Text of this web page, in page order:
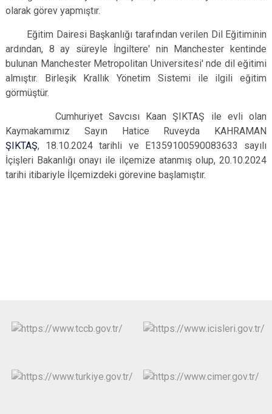
olarak görev yapmıştır.
Eğitim Dairesi Başkanlığı tarafından verilen Dil Eğitiminin
ardından, 8 ay süreyle İngiltere' nin Manchester kentinde
bulunan Manchester Metropolitan Universitesi' nde dil eğitimi
almıştır. Birleşik Krallık Yönetim Sistemi ile ilgili eğitim
görmüştür.
Cumhuriyet Savcısı Kaan ŞIKTAŞ ile evli olan
Kaymakamımız Sayın Hatice Ruveyda KAHRAMAN
ŞIKTAŞ, 18.10.2024 tarihli ve E­13591005­900­83633 sayılı
İçişleri Bakanlığı onayı ile ilçemize atanmış olup, 20.10.2024
tarihi itibariyle İlçemizdeki görevine başlamıştır.